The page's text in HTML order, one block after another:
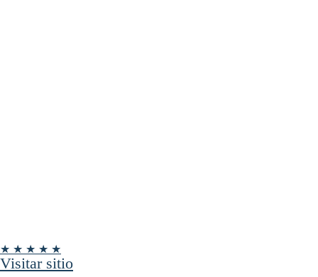
★ ★ ★ ★ ★
Visitar sitio